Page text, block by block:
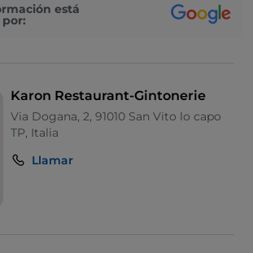
está
Karon Restaurant-Gintonerie
Via Dogana, 2, 91010 San Vito lo capo
TP, Italia
Llamar